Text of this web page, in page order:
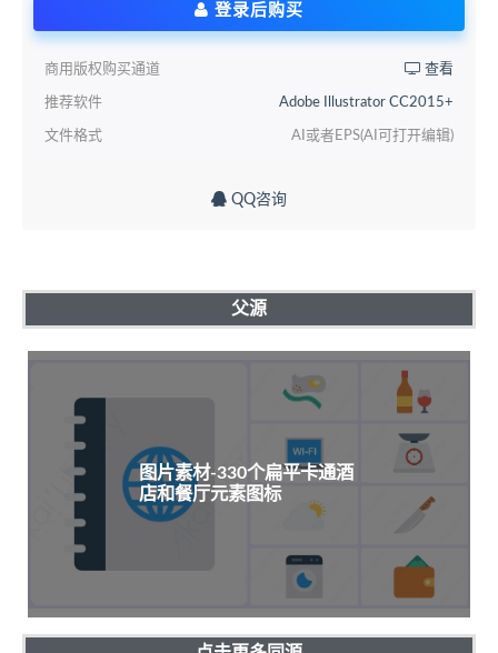
登录后购买
商用版权购买通道 查看
推荐软件 Adobe Illustrator CC2015+
文件格式 AI或者EPS(AI可打开编辑)
QQ咨询
父源
图片素材-330个扁平卡通酒
店和餐厅元素图标